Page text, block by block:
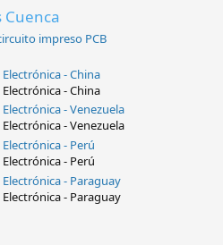
Cuenca
impreso PCB
- China
- China
- Venezuela
- Venezuela
- Perú
- Perú
- Paraguay
- Paraguay